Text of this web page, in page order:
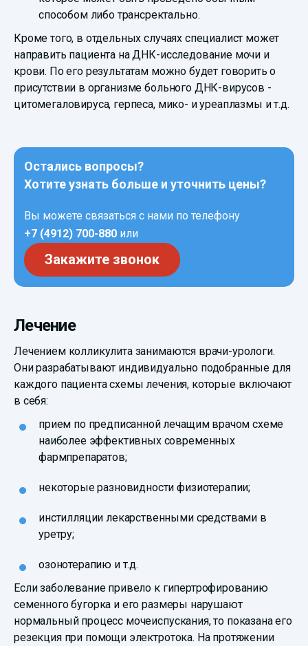
способом либо трансректально.
Кроме того, в отдельных случаях специалист может
направить пациента на ДНК-исследование мочи и
крови. По его результатам можно будет говорить о
присутствии в организме больного ДНК-вирусов -
цитомегаловируса, герпеса, мико- и уреаплазмы и т.д.
Остались вопросы?
Хотите узнать больше и уточнить цены?
Вы можете связаться с нами по телефону
+7 (4912) 700-880 или
Закажите звонок
Лечение
Лечением колликулита занимаются врачи-урологи.
Они разрабатывают индивидуально подобранные для
каждого пациента схемы лечения, которые включают
в себя:
прием по предписанной лечащим врачом схеме
наиболее эффективных современных
фармпрепаратов;
некоторые разновидности физиотерапии;
инстилляции лекарственными средствами в
уретру;
озонотерапию и т.д.
Если заболевание привело к гипертрофированию
семенного бугорка и его размеры нарушают
нормальный процесс мочеиспускания, то показана его
резекция при помощи электротока. На протяжении